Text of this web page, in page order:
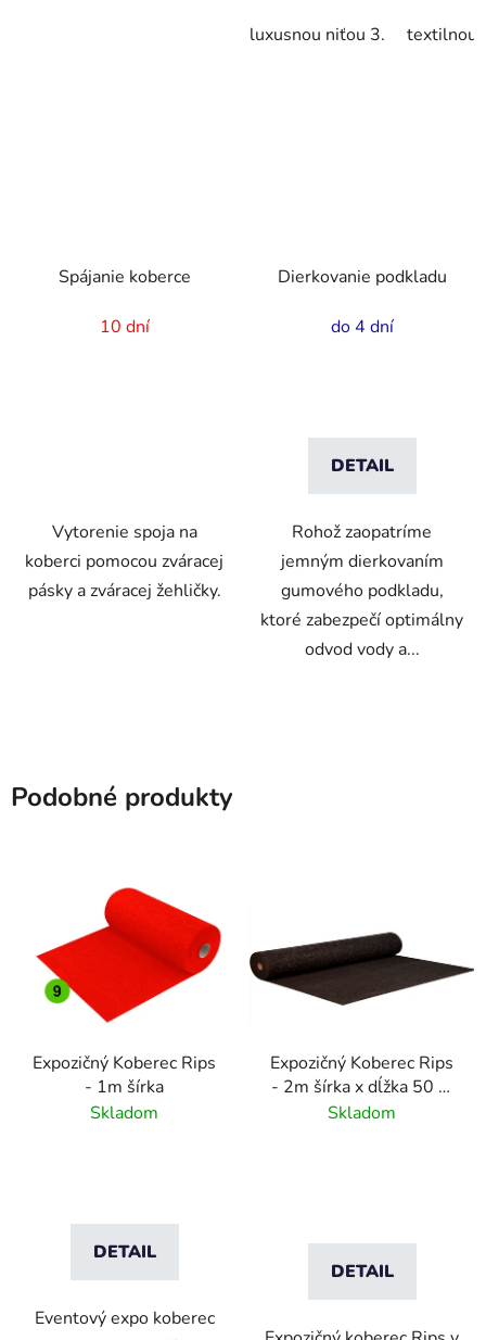
luxusnou niťou 3. textilnou
Spájanie koberce
10 dní
Vytorenie spoja na
koberci pomocou zváracej
pásky a zváracej žehličky.
Dierkovanie podkladu
do 4 dní
DETAIL
Rohož zaopatríme
jemným dierkovaním
gumového podkladu,
ktoré zabezpečí optimálny
odvod vody a...
Podobné produkty
Expozičný Koberec Rips
- 1m šírka
Skladom
DETAIL
Eventový expo koberec
Expozičný Koberec Rips
- 2m šírka x dĺžka 50 m
- 100m²
Skladom
DETAIL